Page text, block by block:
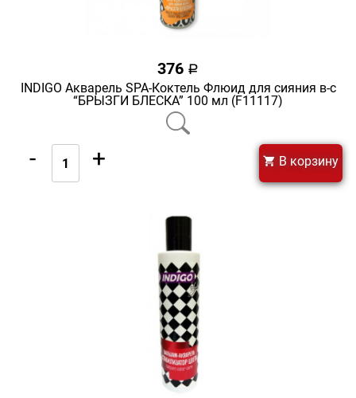
376 a
INDIGO Акварель SPA-Коктель Флюид для сияния в-с
“БРЫЗГИ БЛЕСКА” 100 мл (F11117)
- + В корзину